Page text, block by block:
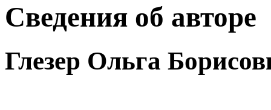
Сведения об авторе
Глезер Ольга